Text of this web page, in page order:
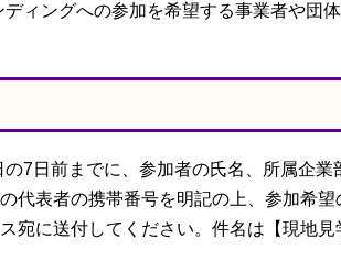
ィングへの参加を希望する事業者や団
7日前までに、参加者の氏名、所属企業
代表者の携帯番号を明記の上、参加希望
宛に送付してください。件名は【現地見